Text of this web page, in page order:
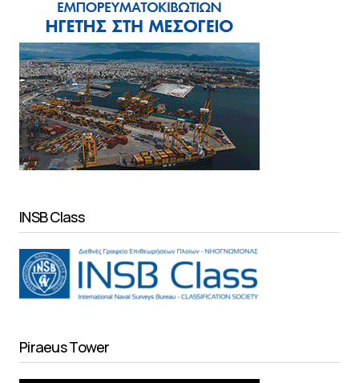
INSB Class
Piraeus Tower